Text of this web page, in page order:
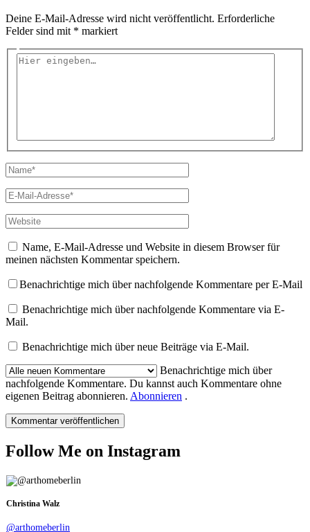
Deine E-Mail-Adresse wird nicht veröffentlicht. Erforderliche
Felder sind mit * markiert
Hier
Name*
E-
Mail-
Adresse*
Website
Name, E-Mail-Adresse und Website in diesem Browser für
meinen nächsten Kommentar speichern.
Benachrichtige mich über nachfolgende Kommentare per E-Mail
Benachrichtige mich über nachfolgende Kommentare via E-
Mail.
Benachrichtige mich über neue Beiträge via E-Mail.
Benachrichtige mich über
nachfolgende Kommentare. Du kannst auch Kommentare ohne
eigenen Beitrag abonnieren. Abonnieren .
Follow Me on Instagram
Christina Walz
@arthomeberlin